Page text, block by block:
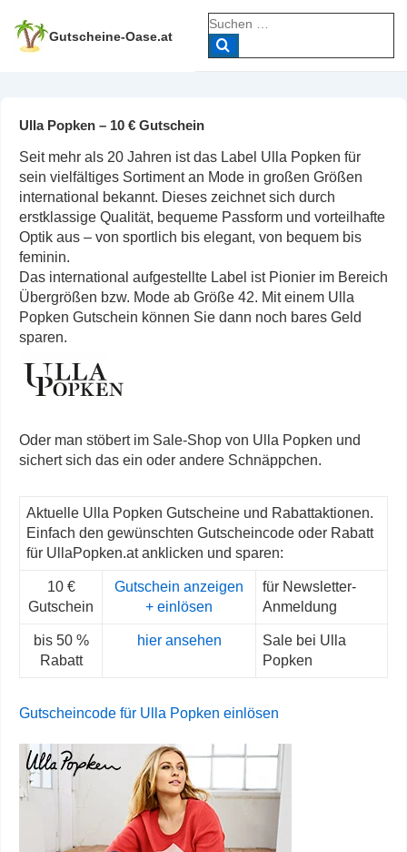
Zum
Inhalt
Gutscheine-Oase.at
Suche
nach:
Ulla Popken – 10 € Gutschein
Seit mehr als 20 Jahren ist das Label Ulla Popken für
sein vielfältiges Sortiment an Mode in großen Größen
international bekannt. Dieses zeichnet sich durch
erstklassige Qualität, bequeme Passform und vorteilhafte
Optik aus – von sportlich bis elegant, von bequem bis
feminin.
Das international aufgestellte Label ist Pionier im Bereich
Übergrößen bzw. Mode ab Größe 42. Mit einem Ulla
Popken Gutschein können Sie dann noch bares Geld
sparen.
Oder man stöbert im Sale-Shop von Ulla Popken und
sichert sich das ein oder andere Schnäppchen.
Aktuelle Ulla Popken Gutscheine und Rabattaktionen.
Einfach den gewünschten Gutscheincode oder Rabatt
für UllaPopken.at anklicken und sparen:
10 €
Gutschein
Gutschein anzeigen
+ einlösen
für Newsletter-
Anmeldung
bis 50 %
Rabatt
hier ansehen
Sale bei Ulla
Popken
Gutscheincode für Ulla Popken einlösen